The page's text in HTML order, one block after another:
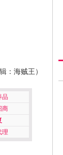
辑：海贼王）
品
商
理